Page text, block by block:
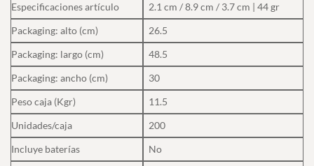
Especificaciones artículo
2.1 cm / 8.9 cm / 3.7 cm | 44 gr
Packaging: alto (cm)
26.5
Packaging: largo (cm)
48.5
Packaging: ancho (cm)
30
Peso caja (Kgr)
11.5
Unidades/caja
200
Incluye baterías
No